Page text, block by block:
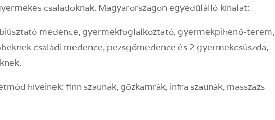
családoknak. Magyarországon egyedülálló kínálat:
medence, gyermekfoglalkoztató, gyermekpihenő-terem,
családi medence, pezsgőmedence és 2 gyermekcsúszda,
híveinek: finn szaunák, gőzkamrák, infra szaunák, masszázs